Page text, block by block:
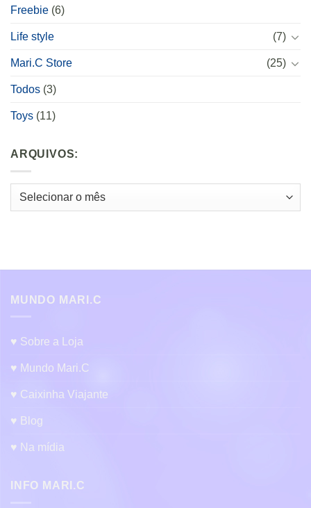
Freebie (6)
Life style (7)
Mari.C Store (25)
Todos (3)
Toys (11)
ARQUIVOS:
Arquivos:
MUNDO MARI.C
♥ Sobre a Loja
♥ Mundo Mari.C
♥ Caixinha Viajante
♥ Blog
♥ Na mídia
INFO MARI.C